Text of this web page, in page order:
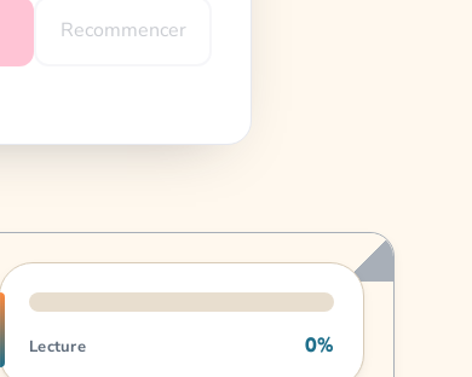
Recommencer
Progression de lecture
Lecture 0%